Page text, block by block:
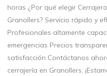
horas ¿Por qué elegir
Granollers? Servicio rápido y
Profesionales altamente
emergencias Precios
satisfacción Contáctanos
cerrajería en Granollers.